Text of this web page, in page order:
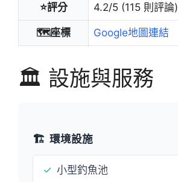
⭐評分 4.2/5 (115 則評論)
🗺️座標 Google地圖連結
🏛️ 設施與服務
🏗️ 環境設施
✓ 小型釣魚池